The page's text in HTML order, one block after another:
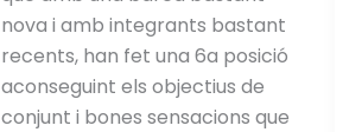
nova i amb integrants bastant
recents, han fet una 6a posició
aconseguint els objectius de
conjunt i bones sensacions que
català